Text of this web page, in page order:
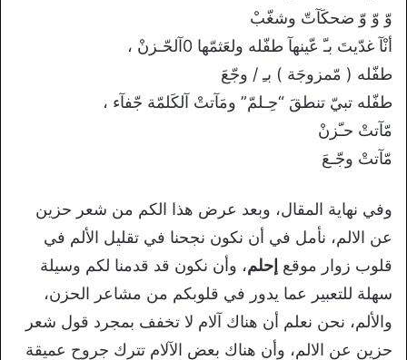
وّ وّ وّ ضحكَآتّ وشغّبْ
أنْآ غدّيتَ بـّ عّينهآ طفّله ولعَثمّها 0آلحّـزنْ ،
طفّله ( مّمزوجَة ) بـِ / وجّعَ
طفّله تبيّ تنطقَ “حِـلمّ” ومَآتتْ آلكَلمّة جّفآء ،
مّآتتْ حـّزنْ
مّآتتْ وجّـعَ
وفي نهاية المقال، وبعد عرض هذا الكم من شعر حزين
عن الالم، نأمل في أن نكون نجحنا في تقليل الألم في
قلوب زوار موقع إحلم، وأن نكون قد قدمنا لكم وسيلة
سهلة للتعبير عما يدور في قلوبكم من مشاعر الحزن،
والألم، نحن نعلم أن هناك آلام لا تخفف بمجرد قول شعر
حزين عن الالم، وأن هناك بعض الآلام تترك جروح عميقة